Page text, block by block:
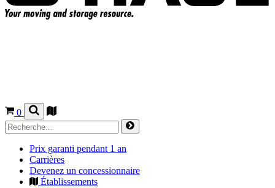
0
Prix garanti pendant 1 an
Carrières
Devenez un concessionnaire
Établissements